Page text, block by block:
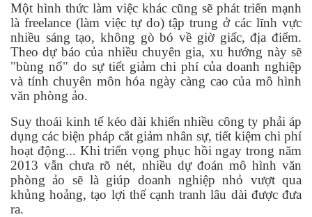
Một hình thức làm việc khác cũng sẽ phát triển mạnh
là freelance (làm việc tự do) tập trung ở các lĩnh vực
nhiều sáng tạo, không gò bó về giờ giấc, địa điểm.
Theo dự báo của nhiều chuyên gia, xu hướng này sẽ
"bùng nổ" do sự tiết giảm chi phí của doanh nghiệp
và tính chuyên môn hóa ngày càng cao của mô hình
văn phòng ảo.
Suy thoái kinh tế kéo dài khiến nhiều công ty phải áp
dụng các biện pháp cắt giảm nhân sự, tiết kiệm chi phí
hoạt động... Khi triển vọng phục hồi ngay trong năm
2013 vẫn chưa rõ nét, nhiều dự đoán mô hình văn
phòng ảo sẽ là giúp doanh nghiệp nhỏ vượt qua
khủng hoảng, tạo lợi thế cạnh tranh lâu dài được đưa
ra.